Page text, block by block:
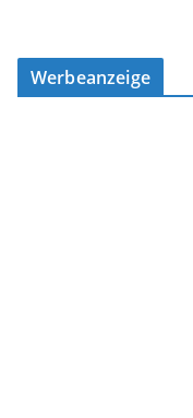
Werbeanzeige